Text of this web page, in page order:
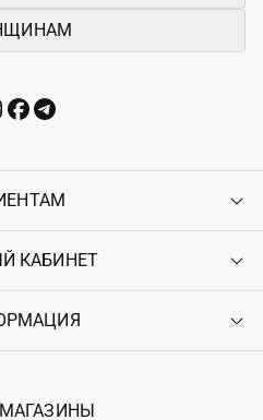
КАБИНЕТ
Club+